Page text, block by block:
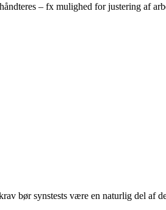
– fx mulighed for justering af
bør synstests være en naturlig del af